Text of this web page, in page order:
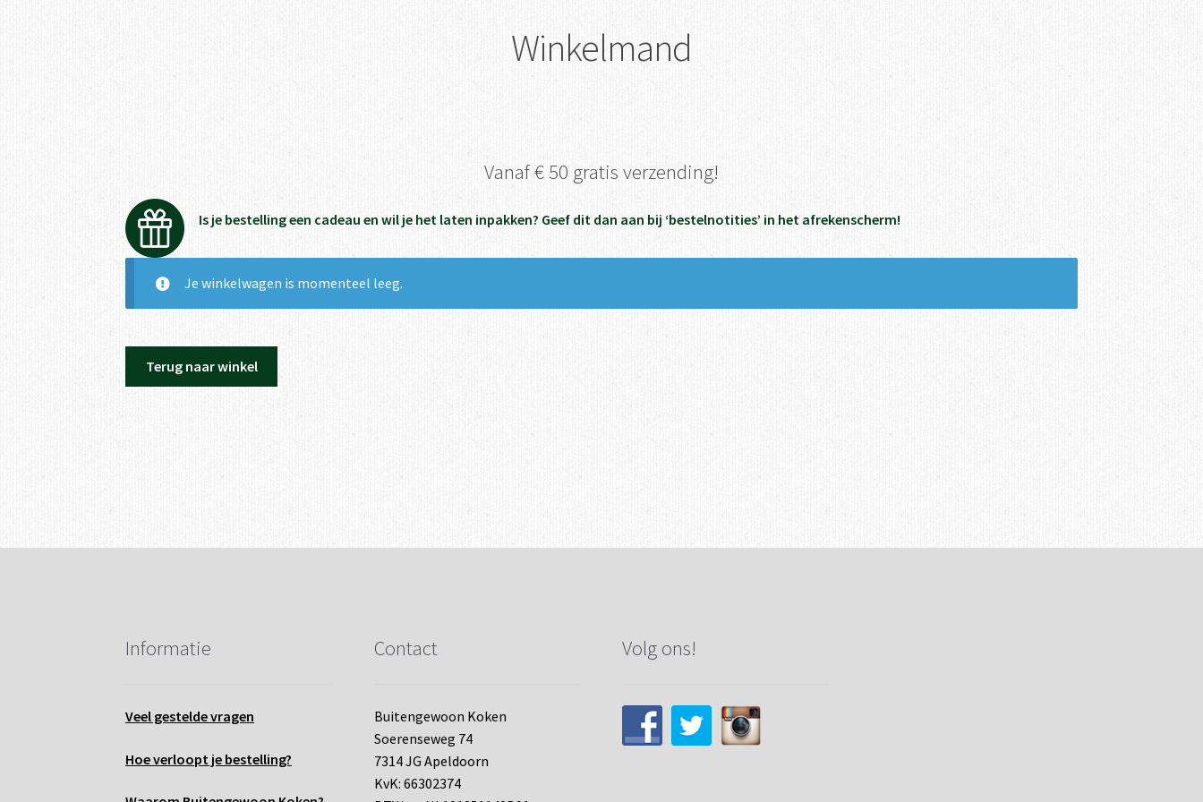
Winkelmand
Vanaf € 50 gratis verzending!
Is je bestelling een cadeau en wil je het laten inpakken? Geef dit dan aan bij ‘bestelnotities’ in het afrekenscherm!
Je winkelwagen is momenteel leeg.
Terug naar winkel
Informatie
Veel gestelde vragen
Hoe verloopt je bestelling?
Contact
Buitengewoon Koken
Soerenseweg 74
7314 JG Apeldoorn
KvK: 66302374
Volg ons!